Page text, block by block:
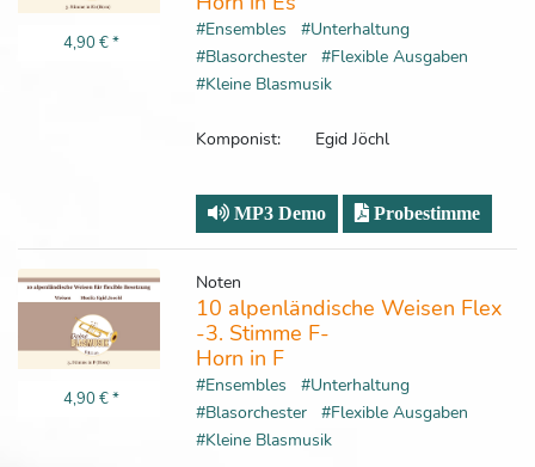
4,90 €*
#Ensembles
#Unterhaltung
#Blasorchester
#Flexible Ausgaben
#Kleine Blasmusik
Komponist: Egid Jöchl
MP3 Demo Probestimme
4,90 €*
Noten
10 alpenländische Weisen Flex
-3. Stimme F-
Horn in F
#Ensembles
#Unterhaltung
#Blasorchester
#Flexible Ausgaben
#Kleine Blasmusik